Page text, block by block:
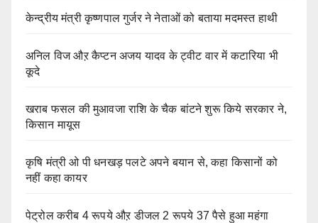
केन्द्रीय मंत्री कृष्णपाल गुर्जर ने नेताओं को बताया मदमस्त हाथी
अनिल विज औऱ कैप्टन अजय यादव के ट्वीट वार में कटारिया भी
कूदे
खराब फसल की मुआवजा राशि के चैक बांटने शुरू किये सरकार ने,
किसान मायूस
कृषि मंत्री ओ पी धनखड़ पलटे अपने बयान से, कहा किसानों को
नहीं कहा कायर
पेट्रोल करीब 4 रूपये औऱ डीजल 2 रूपये 37 पैसे हुआ महंगा